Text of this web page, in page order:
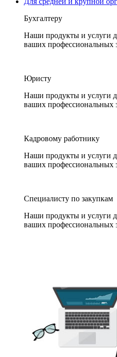
Бухгалтеру
Наши продукты и услуги
ваших профессиональных
Юристу
Наши продукты и услуги
ваших профессиональных
Кадровому работнику
Наши продукты и услуги
ваших профессиональных
Специалисту по закупкам
Наши продукты и услуги
ваших профессиональных